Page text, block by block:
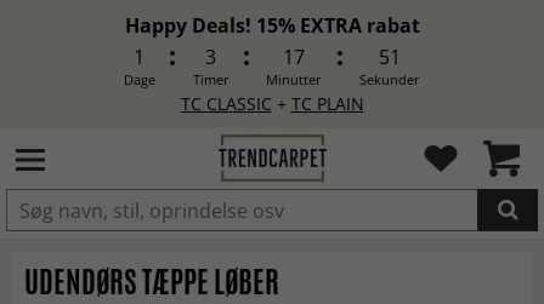
Happy Deals! 15% EXTRA rabat
1
Dage
3
Timer
17
Minutter
48
Sekunder
TC CLASSIC + TC PLAIN
LAGT I INDKØBSKURVEN.
UDENDØRS TÆPPE LØBER